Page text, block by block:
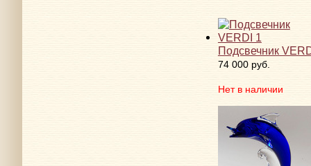
Подсвечник
74 000 руб.
Нет в наличии